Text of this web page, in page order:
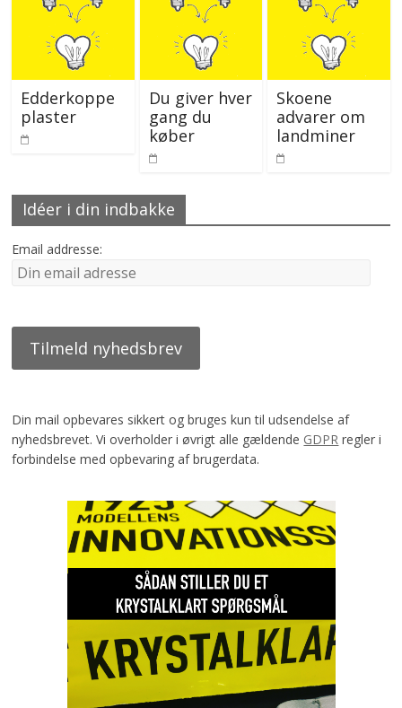
Edderkoppe
plaster
Du giver hver
gang du
køber
Skoene
advarer om
landminer
Idéer i din indbakke
Email addresse:
Din mail opbevares sikkert og bruges kun til udsendelse af
nyhedsbrevet. Vi overholder i øvrigt alle gældende GDPR regler i
forbindelse med opbevaring af brugerdata.